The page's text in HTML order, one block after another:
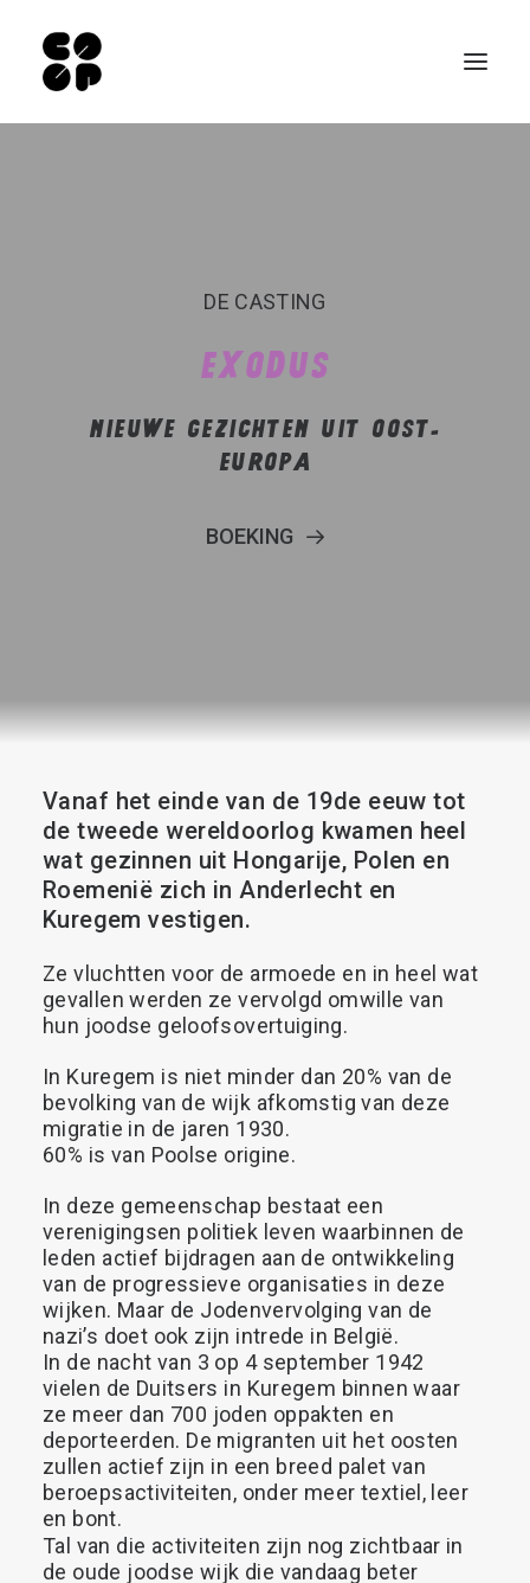
DE CASTING
EXODUS
NIEUWE GEZICHTEN UIT OOST-
EUROPA
BOEKING
Vanaf het einde van de 19de eeuw tot
de tweede wereldoorlog kwamen heel
wat gezinnen uit Hongarije, Polen en
Roemenië zich in Anderlecht en
Kuregem vestigen.
Ze vluchtten voor de armoede en in heel wat
gevallen werden ze vervolgd omwille van
hun joodse geloofsovertuiging.
In Kuregem is niet minder dan 20% van de
bevolking van de wijk afkomstig van deze
migratie in de jaren 1930.
60% is van Poolse origine.
In deze gemeenschap bestaat een
verenigingsen politiek leven waarbinnen de
leden actief bijdragen aan de ontwikkeling
van de progressieve organisaties in deze
wijken. Maar de Jodenvervolging van de
nazi’s doet ook zijn intrede in België.
In de nacht van 3 op 4 september 1942
vielen de Duitsers in Kuregem binnen waar
ze meer dan 700 joden oppakten en
deporteerden. De migranten uit het oosten
zullen actief zijn in een breed palet van
beroepsactiviteiten, onder meer textiel, leer
en bont.
Tal van die activiteiten zijn nog zichtbaar in
de oude joodse wijk die vandaag beter